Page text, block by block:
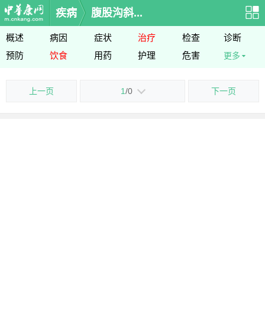
疾病 腹股沟斜...
概述 病因 症状 治疗 检查
诊断
预防
饮食 用药 护理 危害 更多
上一页 1/0 下一页